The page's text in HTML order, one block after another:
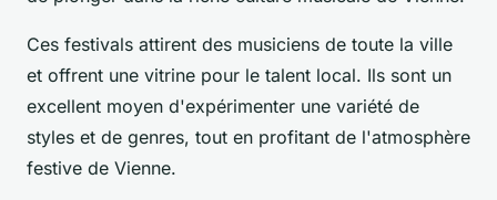
Ces festivals attirent des musiciens de toute la ville
et offrent une vitrine pour le talent local. Ils sont un
excellent moyen d'expérimenter une variété de
styles et de genres, tout en profitant de l'atmosphère
festive de Vienne.